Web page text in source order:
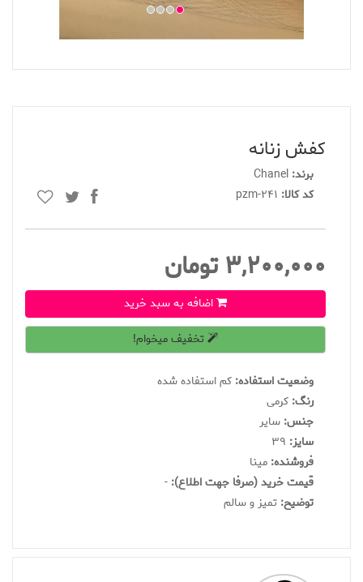
کفش زنانه
برند:
کد کالا:
3,200,000 تومان
اضافه به سبد خرید
تخفیف میخوام!
وضعیت استفاده: کم استفاده شده
رنگ: کرمی
جنس: سایر
سايز: 39
فروشنده: مينا
قیمت خرید (صرفا جهت اطلاع): -
توضیح: تمیز و سالم